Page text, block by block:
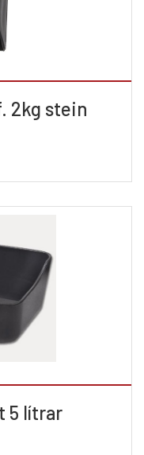
2kg stein
5 lítrar